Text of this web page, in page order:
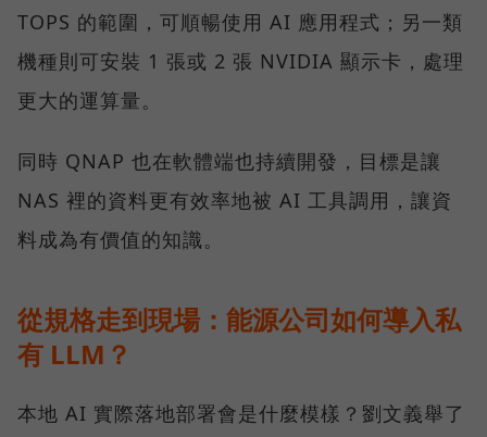
TOPS 的範圍，可順暢使用 AI 應用程式；另一類
機種則可安裝 1 張或 2 張 NVIDIA 顯示卡，處理
更大的運算量。
同時 QNAP 也在軟體端也持續開發，目標是讓
NAS 裡的資料更有效率地被 AI 工具調用，讓資
料成為有價值的知識。
從規格走到現場：能源公司如何導入私
有 LLM？
本地 AI 實際落地部署會是什麼模樣？劉文義舉了